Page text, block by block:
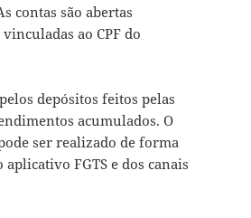
contas são abertas
ao CPF do
depósitos feitos pelas
acumulados. O
ser realizado de forma
FGTS e dos canais